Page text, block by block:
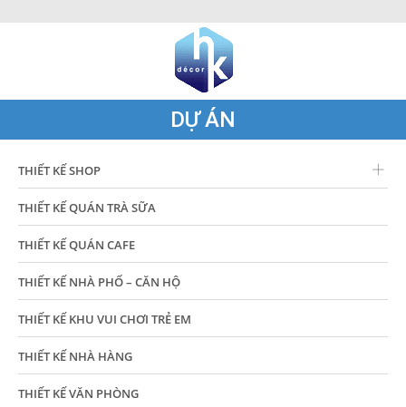
DỰ ÁN
THIẾT KẾ SHOP
THIẾT KẾ QUÁN TRÀ SỮA
THIẾT KẾ QUÁN CAFE
THIẾT KẾ NHÀ PHỐ – CĂN HỘ
THIẾT KẾ KHU VUI CHƠI TRẺ EM
THIẾT KẾ NHÀ HÀNG
THIẾT KẾ VĂN PHÒNG